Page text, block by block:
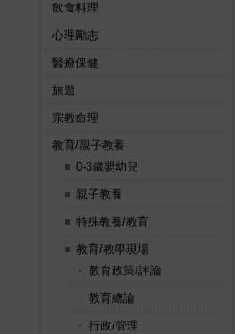
飲食料理
心理勵志
醫療保健
旅遊
宗教命理
教育/親子教養
0-3歲嬰幼兒
親子教養
特殊教養/教育
教育/教學現場
教育政策/評論
教育總論
行政/管理